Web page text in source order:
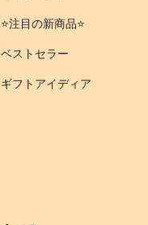
⭐️注目の新商品⭐️
ベストセラー
ギフトアイディア